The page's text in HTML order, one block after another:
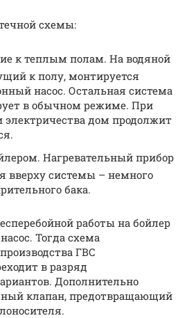
схемы:
к теплым полам. На водяной
к полу, монтируется
насос. Остальная система
в обычном режиме. При
дом продолжит
Нагревательный прибор
вверху системы – немного
бака.
работы на бойлер
Тогда схема
ГВС
в разряд
Дополнительно
клапан, предотвращающий